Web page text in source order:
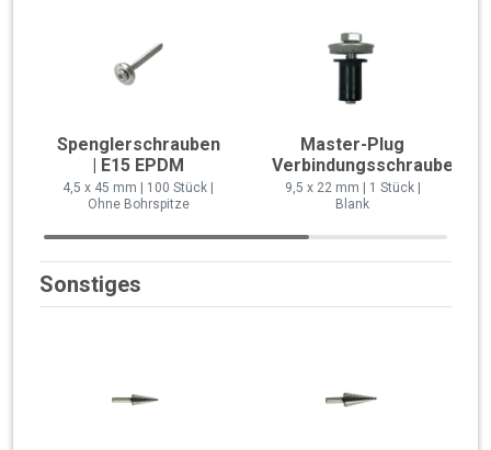
Spenglerschrauben
| E15 EPDM
4,5 x 45 mm | 100 Stück |
Ohne Bohrspitze
Master-Plug
Verbindungsschraube
9,5 x 22 mm | 1 Stück |
Blank
Sonstiges